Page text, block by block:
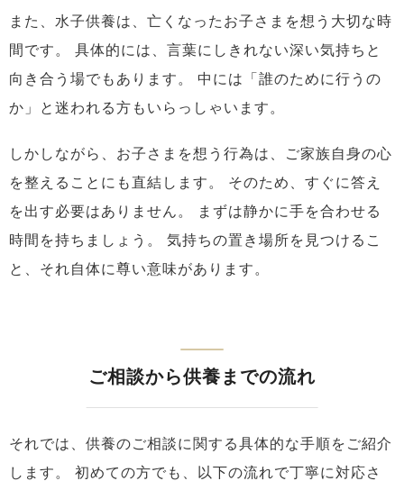
また、水子供養は、亡くなったお子さまを想う大切な時
間です。
具体的には、言葉にしきれない深い気持ちと
向き合う場でもあります。
中には「誰のために行うの
か」と迷われる方もいらっしゃいます。
しかしながら、お子さまを想う行為は、ご家族自身の心
を整えることにも直結します。
そのため、すぐに答え
を出す必要はありません。
まずは静かに手を合わせる
時間を持ちましょう。
気持ちの置き場所を見つけるこ
と、それ自体に尊い意味があります。
ご相談から供養までの流れ
それでは、供養のご相談に関する具体的な手順をご紹介
します。
初めての方でも、以下の流れで丁寧に対応さ